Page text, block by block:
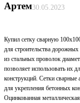
Артем30.05.2023
Купил сетку сварную
для строительства
из стальных проволок
позволяет использовать их
конструкций. Сетки сварные
для укрепления бетонных
Оцинкованная